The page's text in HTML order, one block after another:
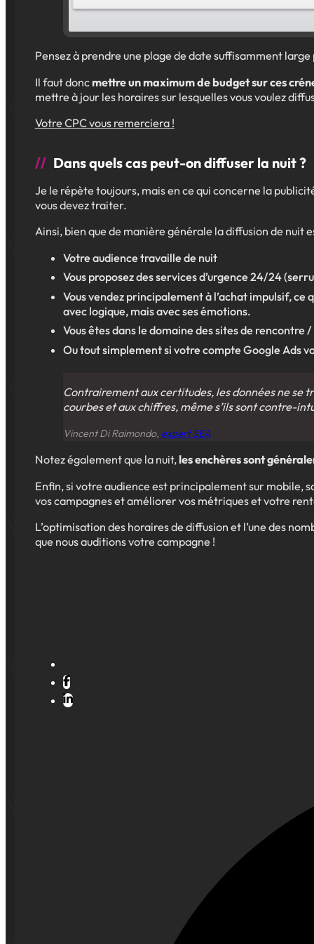
Pensez à prendre une plage de date suffisamment
Il faut doncmettre un maximum de budget sur ces
mettre à jour les horaires sur lesquelles vous voulez
Votre CPC vous remerciera !
Dans quels cas peut-on diffuser la nuit ?
Je le répète toujours, mais en ce qui concerne la
vous devez traiter.
Ainsi, bien que de manière générale la diffusion de nuit
Votre audience travaille de nuit
Vous proposez des services d’urgence 24/24
Vous vendez principalement à l’achat impulsif, ce
avec logique, mais avec ses émotions.
Vous êtes dans le domaine des sites de rencontre
Ou tout simplement si votre compte Google Ads
Contrairement aux certitudes, les données ne se
courbes et aux chiffres, même s’ils sont contre-
Vincent Di Raimondo, expert SEA
Notez également que la nuit,les enchères sont
Enfin, si votre audience est principalement sur mobile,
vos campagnes et améliorer vos métriques et votre
L’optimisation des horaires de diffusion et l’une des
que nous auditions votre campagne !